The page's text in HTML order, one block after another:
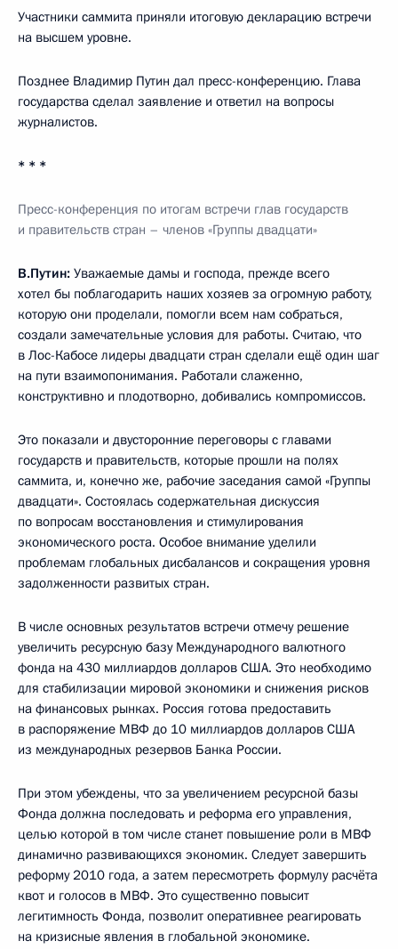
Участники саммита приняли итоговую декларацию встречи
на высшем уровне.
Позднее Владимир Путин дал пресс-конференцию. Глава
государства сделал заявление и ответил на вопросы
журналистов.
* * *
Пресс-конференция по итогам встречи глав государств
и правительств стран – членов «Группы двадцати»
В.Путин: Уважаемые дамы и господа, прежде всего
хотел бы поблагодарить наших хозяев за огромную работу,
которую они проделали, помогли всем нам собраться,
создали замечательные условия для работы. Считаю, что
в Лос-Кабосе лидеры двадцати стран сделали ещё один шаг
на пути взаимопонимания. Работали слаженно,
конструктивно и плодотворно, добивались компромиссов.
Это показали и двусторонние переговоры с главами
государств и правительств, которые прошли на полях
саммита, и, конечно же, рабочие заседания самой «Группы
двадцати». Состоялась содержательная дискуссия
по вопросам восстановления и стимулирования
экономического роста. Особое внимание уделили
проблемам глобальных дисбалансов и сокращения уровня
задолженности развитых стран.
В числе основных результатов встречи отмечу решение
увеличить ресурсную базу Международного валютного
фонда на 430 миллиардов долларов США. Это необходимо
для стабилизации мировой экономики и снижения рисков
на финансовых рынках. Россия готова предоставить
в распоряжение МВФ до 10 миллиардов долларов США
из международных резервов Банка России.
При этом убеждены, что за увеличением ресурсной базы
Фонда должна последовать и реформа его управления,
целью которой в том числе станет повышение роли в МВФ
динамично развивающихся экономик. Следует завершить
реформу 2010 года, а затем пересмотреть формулу расчёта
квот и голосов в МВФ. Это существенно повысит
легитимность Фонда, позволит оперативнее реагировать
на кризисные явления в глобальной экономике.